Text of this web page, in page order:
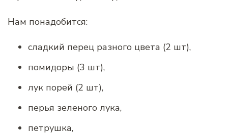
Нам понадобится:
сладкий перец разного цвета (2 шт),
помидоры (3 шт),
лук порей (2 шт),
перья зеленого лука,
петрушка,